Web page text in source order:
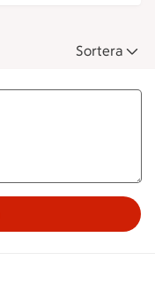
Sortera